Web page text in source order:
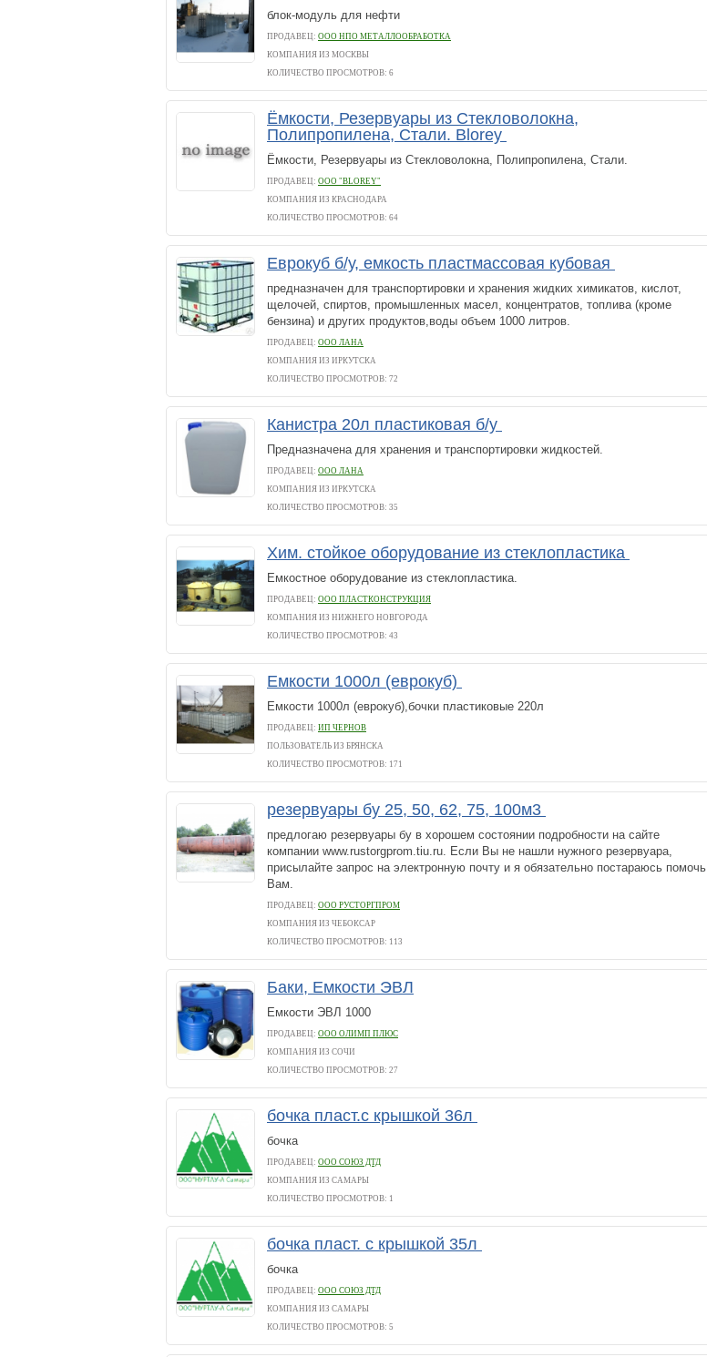
блок-модуль для нефти
ПРОДАВЕЦ: ООО НПО МЕТАЛЛООБРАБОТКА
КОМПАНИЯ ИЗ МОСКВЫ
КОЛИЧЕСТВО ПРОСМОТРОВ: 6
Ёмкости, Резервуары из Стекловолокна,
Полипропилена, Стали. Blorey
Ёмкости, Резервуары из Стекловолокна, Полипропилена, Стали.
ПРОДАВЕЦ: ООО "BLOREY"
КОМПАНИЯ ИЗ КРАСНОДАРА
КОЛИЧЕСТВО ПРОСМОТРОВ: 64
Еврокуб б/у, емкость пластмассовая кубовая
предназначен для транспортировки и хранения жидких химикатов, кислот,
щелочей, спиртов, промышленных масел, концентратов, топлива (кроме
бензина) и других продуктов,воды объем 1000 литров.
ПРОДАВЕЦ: ООО ЛАНА
КОМПАНИЯ ИЗ ИРКУТСКА
КОЛИЧЕСТВО ПРОСМОТРОВ: 72
Канистра 20л пластиковая б/у
Предназначена для хранения и транспортировки жидкостей.
ПРОДАВЕЦ: ООО ЛАНА
КОМПАНИЯ ИЗ ИРКУТСКА
КОЛИЧЕСТВО ПРОСМОТРОВ: 35
Хим. стойкое оборудование из стеклопластика
Емкостное оборудование из стеклопластика.
ПРОДАВЕЦ: ООО ПЛАСТКОНСТРУКЦИЯ
КОМПАНИЯ ИЗ НИЖНЕГО НОВГОРОДА
КОЛИЧЕСТВО ПРОСМОТРОВ: 43
Емкости 1000л (еврокуб)
Емкости 1000л (еврокуб),бочки пластиковые 220л
ПРОДАВЕЦ: ИП ЧЕРНОВ
ПОЛЬЗОВАТЕЛЬ ИЗ БРЯНСКА
КОЛИЧЕСТВО ПРОСМОТРОВ: 171
резервуары бу 25, 50, 62, 75, 100м3
предлогаю резервуары бу в хорошем состоянии подробности на сайте
компании www.rustorgprom.tiu.ru. Если Вы не нашли нужного резервуара,
присылайте запрос на электронную почту и я обязательно постараюсь помочь
Вам.
ПРОДАВЕЦ: ООО РУСТОРГПРОМ
КОМПАНИЯ ИЗ ЧЕБОКСАР
КОЛИЧЕСТВО ПРОСМОТРОВ: 113
Баки, Емкости ЭВЛ
Емкости ЭВЛ 1000
ПРОДАВЕЦ: ООО ОЛИМП ПЛЮС
КОМПАНИЯ ИЗ СОЧИ
КОЛИЧЕСТВО ПРОСМОТРОВ: 27
бочка пласт.с крышкой 36л
бочка
ПРОДАВЕЦ: ООО СОЮЗ ДТД
КОМПАНИЯ ИЗ САМАРЫ
КОЛИЧЕСТВО ПРОСМОТРОВ: 1
бочка пласт. с крышкой 35л
бочка
ПРОДАВЕЦ: ООО СОЮЗ ДТД
КОМПАНИЯ ИЗ САМАРЫ
КОЛИЧЕСТВО ПРОСМОТРОВ: 5